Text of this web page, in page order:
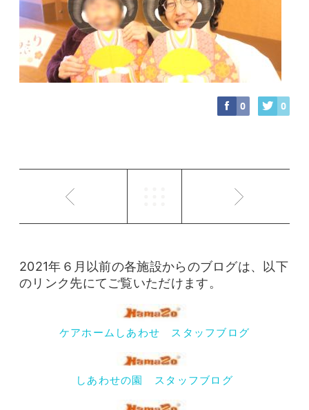
0 0
2021年６月以前の各施設からのブログは、以下
のリンク先にてご覧いただけます。
ケアホームしあわせ スタッフブログ
しあわせの園 スタッフブログ